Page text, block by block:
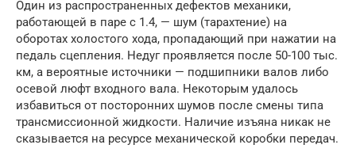
Один из распространенных дефектов механики,
работающей в паре с 1.4, — шум (тарахтение) на
оборотах холостого хода, пропадающий при нажатии на
педаль сцепления. Недуг проявляется после 50-100 тыс.
км, а вероятные источники — подшипники валов либо
осевой люфт входного вала. Некоторым удалось
избавиться от посторонних шумов после смены типа
трансмиссионной жидкости. Наличие изъяна никак не
сказывается на ресурсе механической коробки передач.